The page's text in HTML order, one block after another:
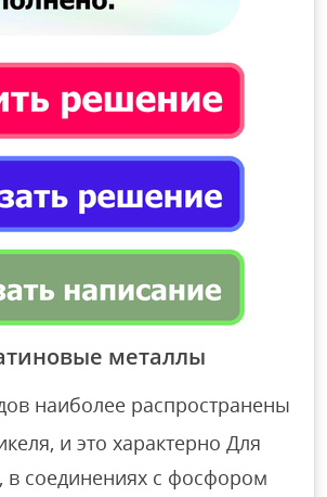
металлы
наиболее распространены
и это характерно Для
в соединениях с фосфором